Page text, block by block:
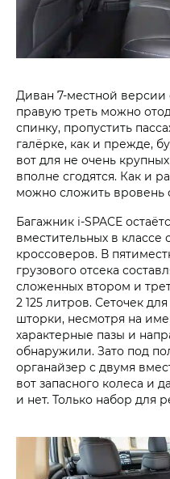
Диван 7-местной версии
правую треть можно
спинку, пропустить
галёрке, как и прежде,
вот для не очень
вполне сгодятся. Как и
можно сложить вровень
Багажник i‑SPACE
вместительных в
кроссоверов. В
грузового отсека
сложенных втором и
2 125 литров. Сеточек
шторки, несмотря на
характерные пазы и
обнаружили. Зато под
органайзер с двумя
вот запасного колеса и
и нет. Только набор для